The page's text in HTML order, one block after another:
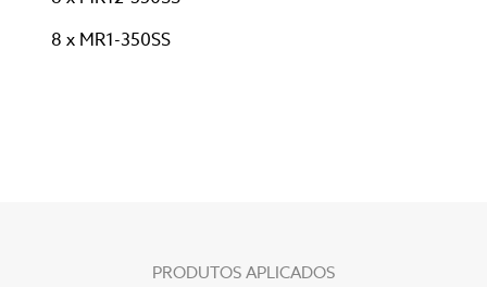
8 x MR1-350SS
PRODUTOS APLICADOS